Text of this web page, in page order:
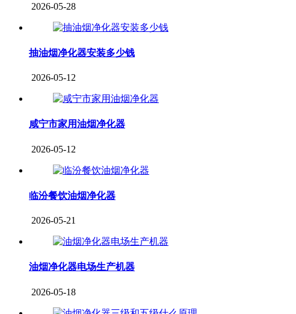
2026-05-28
抽油烟净化器安装多少钱
2026-05-12
咸宁市家用油烟净化器
2026-05-12
临汾餐饮油烟净化器
2026-05-21
油烟净化器电场生产机器
2026-05-18